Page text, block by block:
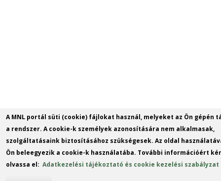
A MNL portál süti (cookie) fájlokat használ, melyeket az Ön gépén
a rendszer. A cookie-k személyek azonosítására nem alkalmasak,
szolgáltatásaink biztosításához szükségesek. Az oldal
Ön beleegyezik a cookie-k használatába. További információért
olvassa el:Adatkezelési tájékoztató és cookie kezelési szabályzat